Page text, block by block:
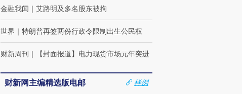
金融我闻 ｜ 艾路明及多名股东被拘
世界 ｜ 特朗普再签两份行政令限制出生公民权
财新周刊 ｜ 【封面报道】电力现货市场元年突进
财新网主编精选版电邮
样例